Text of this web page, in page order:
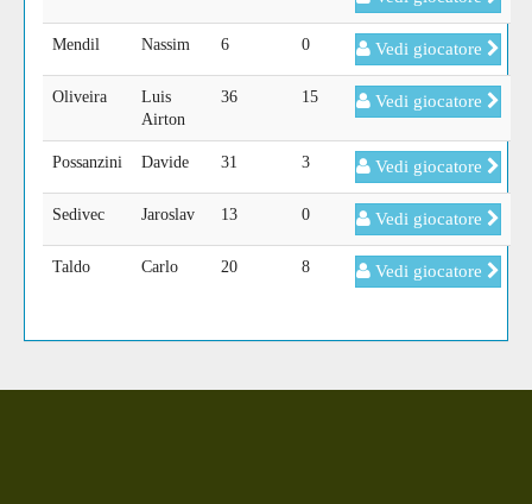
Mendil Nassim 6 0 Vedi giocatore
Oliveira
Luis
Airton
36 15 Vedi giocatore
Possanzini Davide 31 3 Vedi giocatore
Sedivec Jaroslav 13 0 Vedi giocatore
Taldo Carlo 20 8 Vedi giocatore